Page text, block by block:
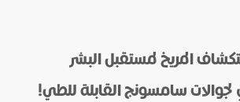
المريخ لمستقبل البشر
لجوالات سامسونج القابلة للطي!